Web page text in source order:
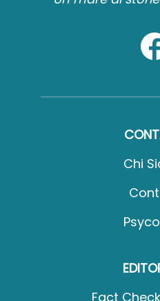
Chi
Fact